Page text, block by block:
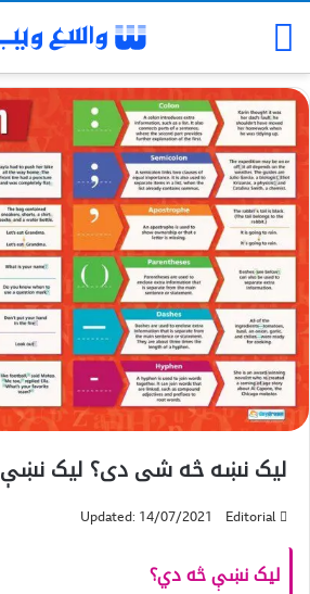
لیک نښه څه شی دی؟ لیک نښې
Editorial
Updated: 14/07/2021
لیک نښې څه دي؟